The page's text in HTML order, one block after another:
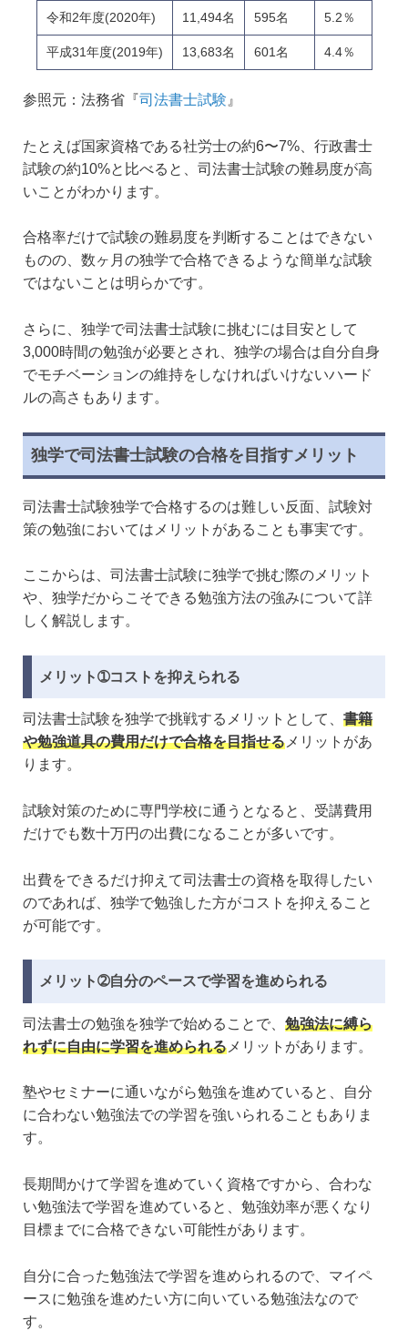
令和2年度(2020年) 11,494名 595名 5.2％
平成31年度(2019年) 13,683名 601名 4.4％
参照元：法務省『司法書士試験 』
たとえば国家資格である社労士の約6〜7%、行政書士
試験の約10%と比べると、司法書士試験の難易度が高
いことがわかります。
合格率だけで試験の難易度を判断することはできない
ものの、数ヶ月の独学で合格できるような簡単な試験
ではないことは明らかです。
さらに、独学で司法書士試験に挑むには目安として
3,000時間の勉強が必要とされ、独学の場合は自分自身
でモチベーションの維持をしなければいけないハード
ルの高さもあります。
独学で司法書士試験の合格を目指すメリット
司法書士試験独学で合格するのは難しい反面、試験対
策の勉強においてはメリットがあることも事実です。
ここからは、司法書士試験に独学で挑む際のメリット
や、独学だからこそできる勉強方法の強みについて詳
しく解説します。
メリット➀コストを抑えられる
司法書士試験を独学で挑戦するメリットとして、 書籍
や勉強道具の費用だけで合格を目指せる メリットがあ
ります。
試験対策のために専門学校に通うとなると、受講費用
だけでも数十万円の出費になることが多いです。
出費をできるだけ抑えて司法書士の資格を取得したい
のであれば、独学で勉強した方がコストを抑えること
が可能です。
メリット➁自分のペースで学習を進められる
司法書士の勉強を独学で始めることで、 勉強法に縛ら
れずに自由に学習を進められる メリットがあります。
塾やセミナーに通いながら勉強を進めていると、自分
に合わない勉強法での学習を強いられることもありま
す。
長期間かけて学習を進めていく資格ですから、合わな
い勉強法で学習を進めていると、勉強効率が悪くなり
目標までに合格できない可能性があります。
自分に合った勉強法で学習を進められるので、マイペ
ースに勉強を進めたい方に向いている勉強法なので
す。